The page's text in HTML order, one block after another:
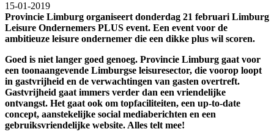
15-01-2019
Provincie Limburg organiseert donderdag 21 februari Limburg
Leisure Ondernemers PLUS event. Een event voor de
ambitieuze leisure ondernemer die een dikke plus wil scoren.
Goed is niet langer goed genoeg. Provincie Limburg gaat voor
een toonaangevende Limburgse leisuresector, die voorop loopt
in gastvrijheid en de verwachtingen van gasten overtreft.
Gastvrijheid gaat immers verder dan een vriendelijke
ontvangst. Het gaat ook om topfaciliteiten, een up-to-date
concept, aanstekelijke social mediaberichten en een
gebruiksvriendelijke website. Alles telt mee!